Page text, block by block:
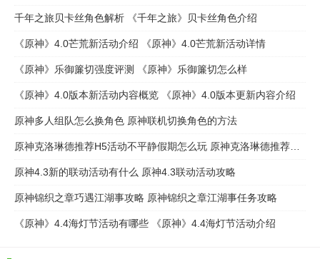
千年之旅贝卡丝角色解析 《千年之旅》贝卡丝角色介绍
《原神》4.0芒荒新活动介绍 《原神》4.0芒荒新活动详情
《原神》乐御簾切强度评测 《原神》乐御簾切怎么样
《原神》4.0版本新活动内容概览 《原神》4.0版本更新内容介绍
原神多人组队怎么换角色 原神联机切换角色的方法
原神4.3新的联动活动有什么 原神4.3联动活动攻略
原神锦织之章巧遇江湖事攻略 原神锦织之章江湖事任务攻略
《原神》4.4海灯节活动有哪些 《原神》4.4海灯节活动介绍